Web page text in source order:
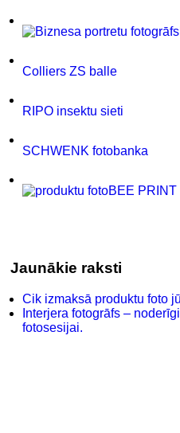
Colliers ZS balle
RIPO insektu sieti
SCHWENK fotobanka
BEE PRINT
Jaunākie raksti
Cik izmaksā produktu foto
Interjera fotogrāfs –
fotosesijai.